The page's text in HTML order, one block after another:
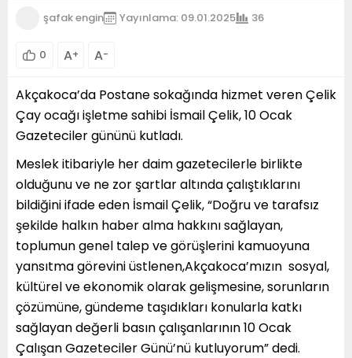
şafak engin Yayınlama: 09.01.2025 36
0 A+ A-
Akçakoca’da Postane sokağında hizmet veren Çelik
Çay ocağı işletme sahibi İsmail Çelik, 10 Ocak
Gazeteciler gününü kutladı.
Meslek itibariyle her daim gazetecilerle birlikte
olduğunu ve ne zor şartlar altında çalıştıklarını
bildiğini ifade eden İsmail Çelik, “Doğru ve tarafsız
şekilde halkın haber alma hakkını sağlayan,
toplumun genel talep ve görüşlerini kamuoyuna
yansıtma görevini üstlenen,Akçakoca’mızın sosyal,
kültürel ve ekonomik olarak gelişmesine, sorunların
çözümüne, gündeme taşıdıkları konularla katkı
sağlayan değerli basın çalışanlarının 10 Ocak
Çalışan Gazeteciler Günü’nü kutluyorum” dedi.